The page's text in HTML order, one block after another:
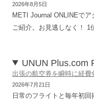
2026年8月5日
METI Journal ONLINEで
ご紹介。お見逃しなく！
UNUN Plus.com
出張の航空券を瞬時に経
2026年7月21日
日常のフライトと毎年初